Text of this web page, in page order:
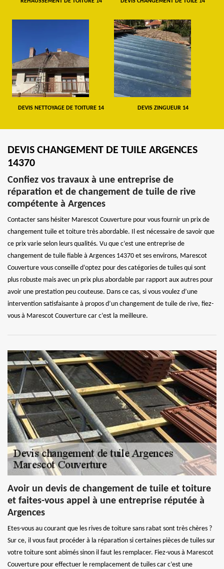
DEVIS NETTOYAGE DE TOITURE 14 DEVIS ZINGUEUR 14
DEVIS CHANGEMENT DE TUILE ARGENCES
14370
Confiez vos travaux à une entreprise de
réparation et de changement de tuile de rive
compétente à Argences
Contacter sans hésiter Marescot Couverture pour vous fournir un prix de
changement tuile et toiture très abordable. Il est nécessaire de savoir que
ce prix varie selon leurs qualités. Vu que c’est une entreprise de
changement de tuile fiable à Argences 14370 et ses environs, Marescot
Couverture vous conseille d’optez pour des catégories de tuiles qui sont
plus robuste mais avec un prix plus abordable par rapport aux autres pour
avoir une prestation peu couteuse. Dans ce cas, si vous voulez d’une
intervention satisfaisante à propos d’un changement de tuile de rive, fiez-
vous à Marescot Couverture car c’est la meilleure.
Avoir un devis de changement de tuile et toiture
et faites-vous appel à une entreprise réputée à
Argences
Etes-vous au courant que les rives de toiture sans rabat sont très chères ?
Sur ce, il vous faut procéder à la réparation si certaines pièces de tuiles sur
votre toiture sont abimés sinon il faut les remplacer. Fiez-vous à Marescot
Couverture pour effectuer le remplacement de tuiles car c’est une